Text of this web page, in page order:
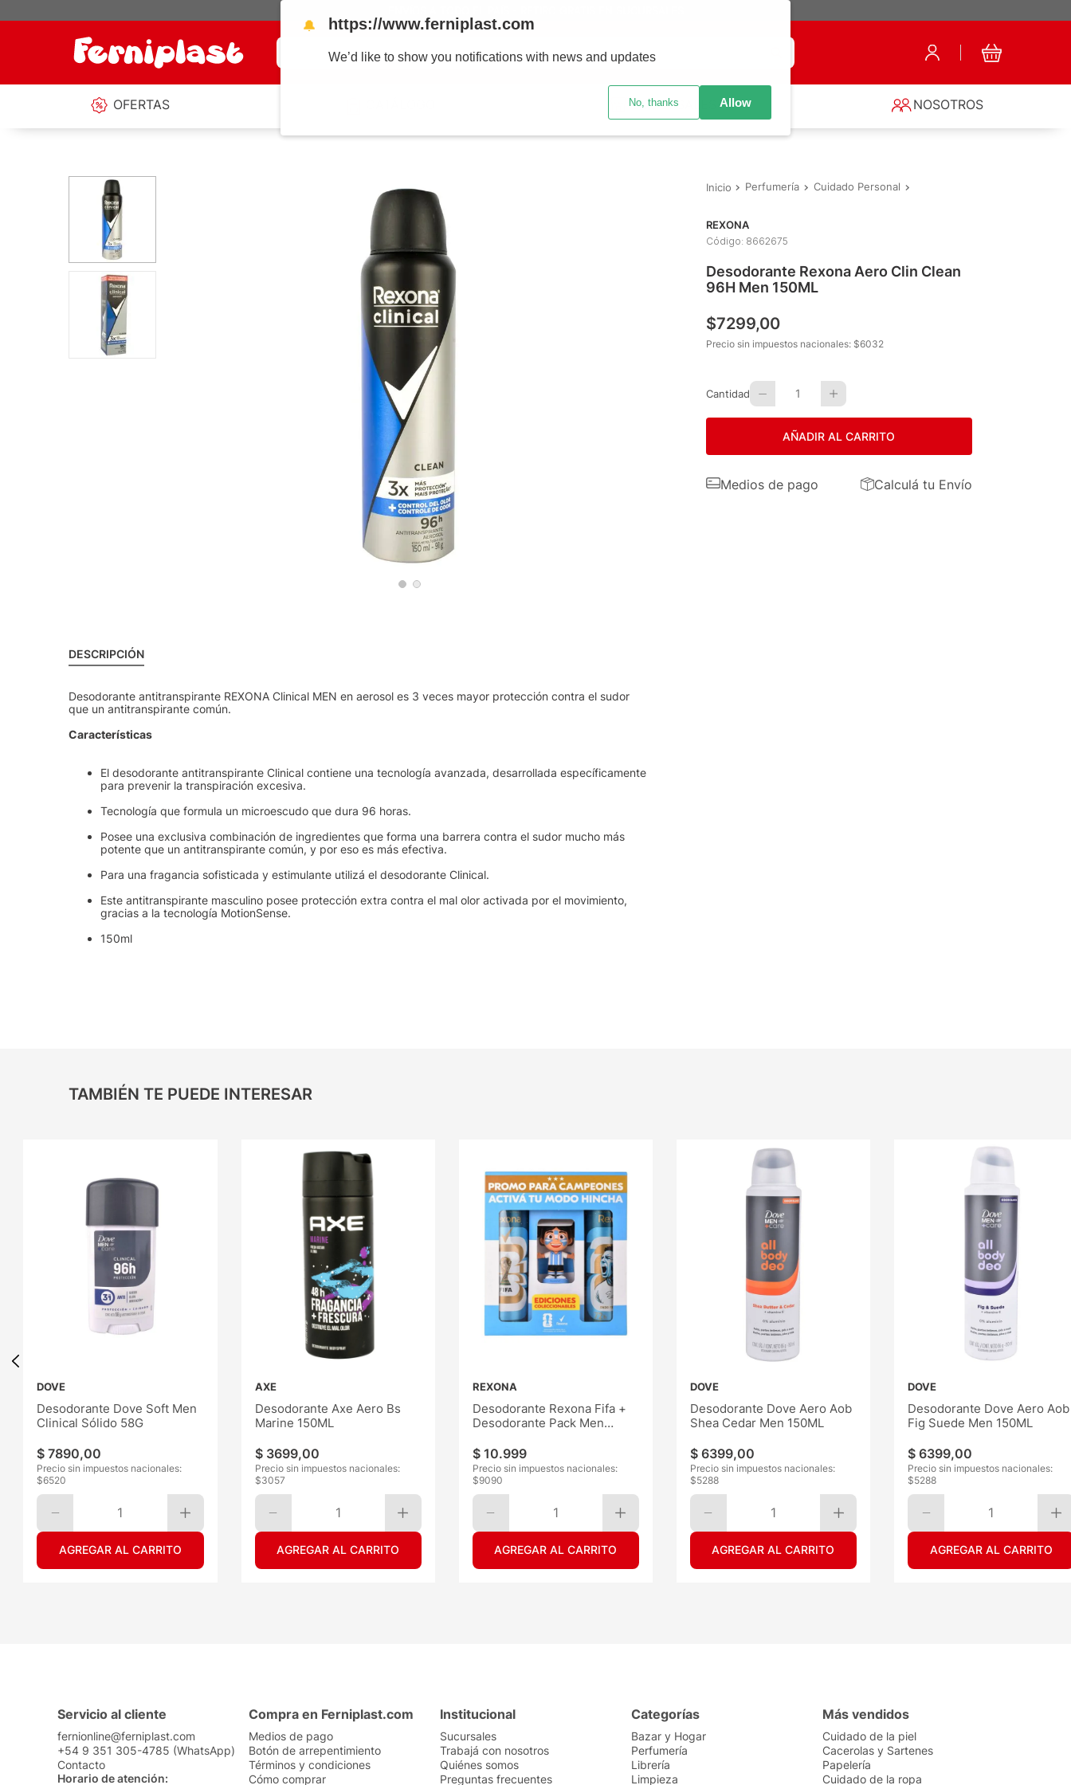
¿Qué estás buscando?
OFERTAS SUCURSALES NOSOTROS
DESCRIPCIÓN
Desodorante antitranspirante REXONA Clinical MEN en aerosol es 3 veces mayor protección contra el sudor
que un antitranspirante común.
Características
El desodorante antitranspirante Clinical contiene una tecnología avanzada, desarrollada específicamente
para prevenir la transpiración excesiva.
Tecnología que formula un microescudo que dura 96 horas.
Posee una exclusiva combinación de ingredientes que forma una barrera contra el sudor mucho más
potente que un antitranspirante común, y por eso es más efectiva.
Para una fragancia sofisticada y estimulante utilizá el desodorante Clinical.
Este antitranspirante masculino posee protección extra contra el mal olor activada por el movimiento,
gracias a la tecnología MotionSense.
150ml
Perfumería Cuidado Personal
REXONA
Código: 8662675
Desodorante Rexona Aero Clin Clean
96H Men 150ML
$7299,00
Precio sin impuestos nacionales: $6032
Cantidad 1
AÑADIR AL CARRITO
Medios de pago Calculá tu Envío
TAMBIÉN TE PUEDE INTERESAR
DOVE
Desodorante Dove Soft Men
Clinical Sólido 58G
$ 7890,00
Precio sin impuestos nacionales:
$6520
1
AGREGAR AL CARRITO
AXE
Desodorante Axe Aero Bs
Marine 150ML
$ 3699,00
Precio sin impuestos nacionales:
$3057
1
AGREGAR AL CARRITO
REXONA
Desodorante Rexona Fifa +
Desodorante Pack Men
$ 10.999
Precio sin impuestos nacionales:
$9090
1
AGREGAR AL CARRITO
DOVE
Desodorante Dove Aero Aob
Shea Cedar Men 150ML
$ 6399,00
Precio sin impuestos nacionales:
$5288
1
AGREGAR AL CARRITO
DOVE
Desodorante Dove Aero Aob
Fig Suede Men 150ML
$ 6399,00
Precio sin impuestos nacionales:
$5288
1
AGREGAR AL CARRITO
Servicio al cliente
fernionline@ferniplast.com
+54 9 351 305-4785 (WhatsApp)
Contacto
Horario de atención:
Compra en Ferniplast.com
Medios de pago
Botón de arrepentimiento
Términos y condiciones
Cómo comprar
Institucional
Sucursales
Trabajá con nosotros
Quiénes somos
Preguntas frecuentes
Categorías
Bazar y Hogar
Perfumería
Librería
Limpieza
Más vendidos
Cuidado de la piel
Cacerolas y Sartenes
Papelería
Cuidado de la ropa
🔔 https://www.ferniplast.com
We’d like to show you notifications with news and updates
No, thanks Allow